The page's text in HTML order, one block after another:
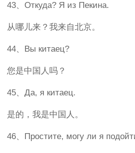
43、Откуда? Я из Пекина.
从哪儿来？我来自北京。
44、Вы китаец?
您是中国人吗？
45、Да, я китаец.
是的，我是中国人。
46、Простите, могу ли я